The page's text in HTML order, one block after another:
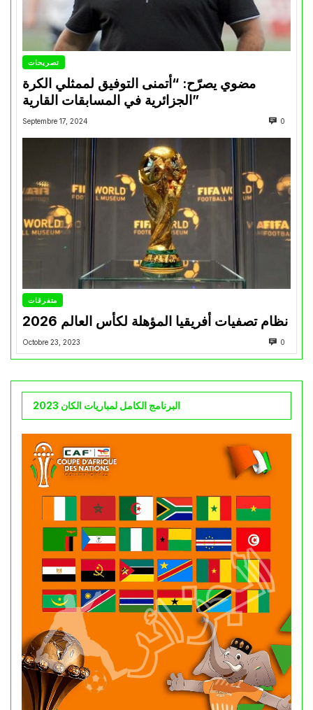
تصريحات
مضوي يصرّح: “أتمنى التوفيق لممثلي الكرة
الجزائرية في المسابقات القارية”
Septembre 17, 2024 0
متفرقات
نظام تصفيات أفريقيا المؤهلة لكأس العالم 2026
Octobre 23, 2023 0
البرنامج الكامل لمباريات الكان 2023